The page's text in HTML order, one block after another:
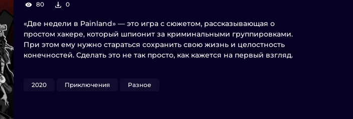
80 0
«Две недели в Painland» — это игра с сюжетом, рассказывающая о
простом хакере, который шпионит за криминальными группировками.
При этом ему нужно стараться сохранить свою жизнь и целостность
конечностей. Сделать это не так просто, как кажется на первый взгляд.
2020 Приключения Разное